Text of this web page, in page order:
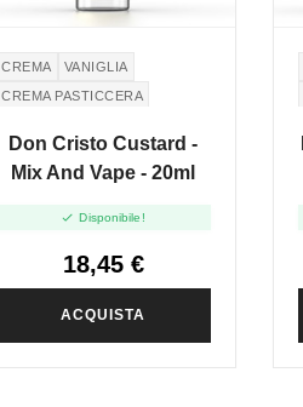
CREMA
VANIGLIA
CREMA PASTICCERA
MONTECRISTO CIGAR
Don Cristo Custard -
Mix And Vape - 20ml
 Disponibile!
18,45 €
ACQUISTA